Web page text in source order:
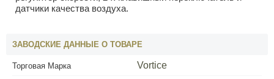
датчики качества воздуха.
ЗАВОДСКИЕ ДАННЫЕ О ТОВАРЕ
Торговая Марка Vortice